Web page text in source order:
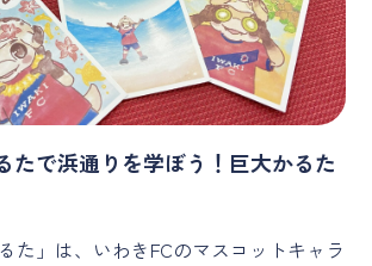
たで浜通りを学ぼう！巨大かるた
た」は、いわきFCのマスコットキャラ